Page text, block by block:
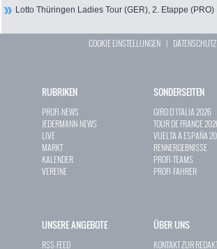
Lotto Thüringen Ladies Tour (GER), 2. Etappe (PRO)
COOKIE EINSTELLUNGEN | DATENSCHUTZ
RUBRIKEN
PROFI-NEWS
JEDERMANN-NEWS
LIVE
MARKT
KALENDER
VEREINE
SONDERSEITEN
GIRO D`ITALIA 2026
TOUR DE FRANCE
VUELTA A ESPAÑA
RENNERGEBNISSE
PROFI-TEAMS
PROFI-FAHRER
UNSERE ANGEBOTE
RSS-FEED
ÜBER UNS
KONTAKT ZUR